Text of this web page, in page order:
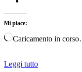
Mi piace:
Caricamento in
Leggi tutto